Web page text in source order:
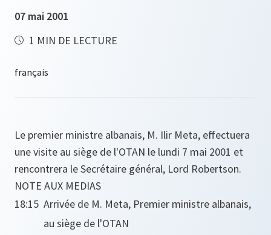
07 mai 2001
1 MIN DE LECTURE
Le premier ministre albanais, M. Ilir Meta, effectuera
une visite au siège de l'OTAN le lundi 7 mai 2001 et
rencontrera le Secrétaire général, Lord Robertson.
NOTE AUX MEDIAS
18:15 Arrivée de M. Meta, Premier ministre albanais,
au siège de l'OTAN